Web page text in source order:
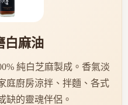
白麻油
純白芝麻製成。香氣淡
庭廚房涼拌、拌麵、各式
缺的靈魂伴侶。